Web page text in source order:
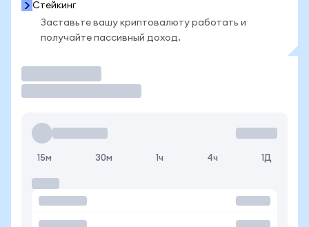
Стейкинг
Заставьте вашу криптовалюту работать и
получайте пассивный доход.
15м 30м 1ч 4ч 1Д